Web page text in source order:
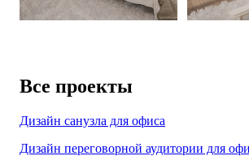
Все проекты
Дизайн санузла для офиса
Дизайн переговорной аудитории для